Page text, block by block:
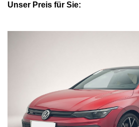
Unser Preis für Sie: